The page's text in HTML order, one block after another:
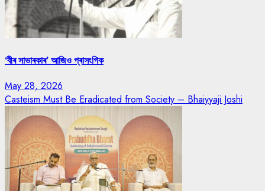
‘বীৰ সাভাৰকাৰ’ আজিও প্ৰাসংগিক
May 28, 2026
Casteism Must Be Eradicated from Society – Bhaiyyaji Joshi